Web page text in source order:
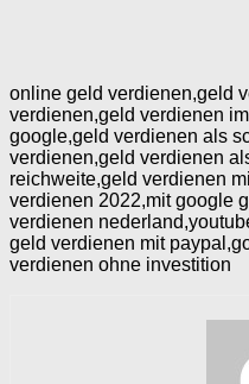
online geld verdienen,geld
verdienen,geld verdienen
google,geld verdienen als
verdienen,geld verdienen
reichweite,geld verdienen
verdienen 2022,mit google
verdienen
geld verdienen mit
verdienen ohne investition